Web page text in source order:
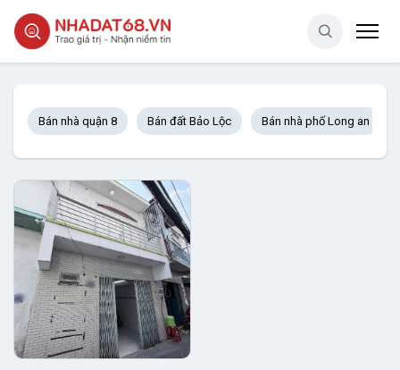
Bán nhà quận 8 Bán đất Bảo Lộc Bán nhà phố Long an